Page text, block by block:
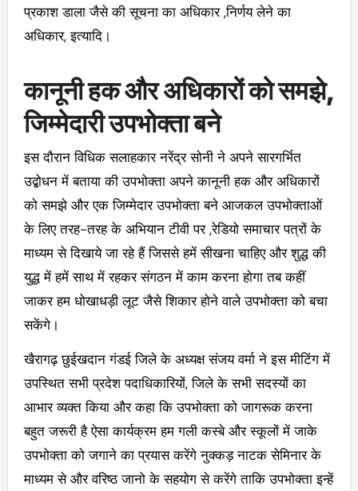
प्रकाश डाला जैसे की सूचना का अधिकार ,निर्णय लेने का
अधिकार, इत्यादि।
कानूनी हक और अधिकारों को समझे,
जिम्मेदारी उपभोक्ता बने
इस दौरान विधिक सलाहकार नरेंद्र सोनी ने अपने सारगर्भित
उद्बोधन में बताया की उपभोक्ता अपने कानूनी हक और अधिकारों
को समझे और एक जिम्मेदार उपभोक्ता बने आजकल उपभोक्ताओं
के लिए तरह-तरह के अभियान टीवी पर ,रेडियो समाचार पत्रों के
माध्यम से दिखाये जा रहे हैं जिससे हमें सीखना चाहिए और शुद्ध की
युद्ध में हमें साथ में रहकर संगठन में काम करना होगा तब कहीं
जाकर हम धोखाधड़ी लूट जैसे शिकार होने वाले उपभोक्ता को बचा
सकेंगे।
खैरागढ़ छुईखदान गंडई जिले के अध्यक्ष संजय वर्मा ने इस मीटिंग में
उपस्थित सभी प्रदेश पदाधिकारियों, जिले के सभी सदस्यों का
आभार व्यक्त किया और कहा कि उपभोक्ता को जागरूक करना
बहुत जरूरी है ऐसा कार्यक्रम हम गली कस्बे और स्कूलों में जाके
उपभोक्ता को जगाने का प्रयास करेंगे नुक्कड़ नाटक सेमिनार के
माध्यम से और वरिष्ठ जानो के सहयोग से करेंगे ताकि उपभोक्ता इन्हें